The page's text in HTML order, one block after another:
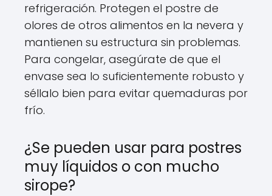
refrigeración. Protegen el postre de
olores de otros alimentos en la nevera y
mantienen su estructura sin problemas.
Para congelar, asegúrate de que el
envase sea lo suficientemente robusto y
séllalo bien para evitar quemaduras por
frío.
¿Se pueden usar para postres
muy líquidos o con mucho
sirope?